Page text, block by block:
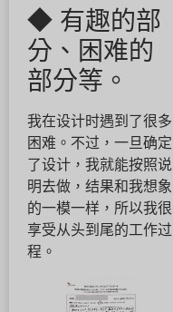
◆ 有趣的部
分、困难的
部分等。
我在设计时遇到了很多
困难。不过，一旦确定
了设计，我就能按照说
明去做，结果和我想象
的一模一样，所以我很
享受从头到尾的工作过
程。